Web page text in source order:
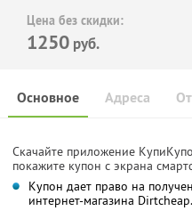
Цена без скидки:
1250 руб.
Основное Адреса
Скачайте приложение
покажите купон с экрана
Купон дает право на
интернет-магазина